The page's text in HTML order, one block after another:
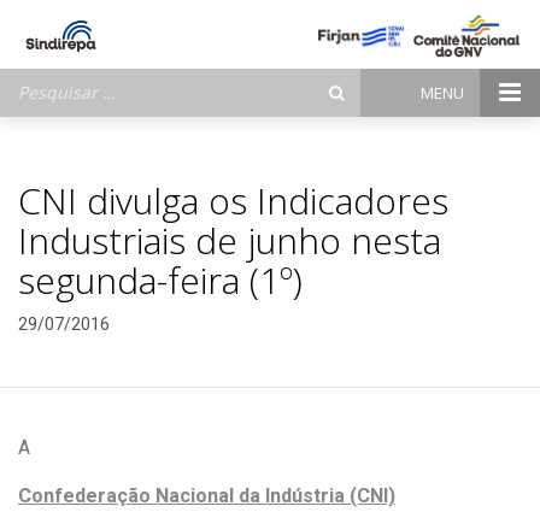
por:
MENU
CNI divulga os Indicadores
Industriais de junho nesta
segunda-feira (1º)
29/07/2016
A
Confederação Nacional da Indústria (CNI)